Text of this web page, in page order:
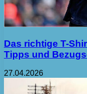
Das richtige T-
Tipps und
27.04.2026